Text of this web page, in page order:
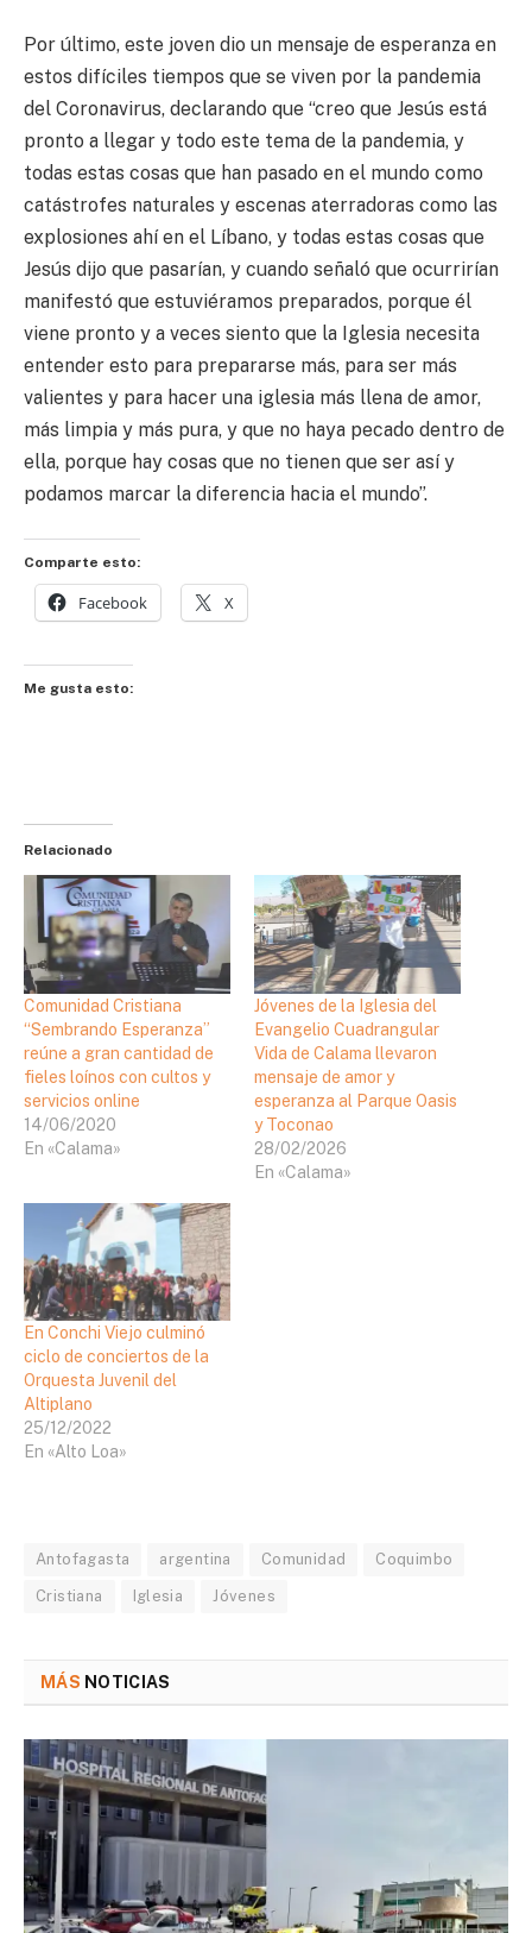
Por último, este joven dio un mensaje de esperanza en
estos difíciles tiempos que se viven por la pandemia
del Coronavirus, declarando que “creo que Jesús está
pronto a llegar y todo este tema de la pandemia, y
todas estas cosas que han pasado en el mundo como
catástrofes naturales y escenas aterradoras como las
explosiones ahí en el Líbano, y todas estas cosas que
Jesús dijo que pasarían, y cuando señaló que ocurrirían
manifestó que estuviéramos preparados, porque él
viene pronto y a veces siento que la Iglesia necesita
entender esto para prepararse más, para ser más
valientes y para hacer una iglesia más llena de amor,
más limpia y más pura, y que no haya pecado dentro de
ella, porque hay cosas que no tienen que ser así y
podamos marcar la diferencia hacia el mundo”.
Comparte esto:
Facebook X
Me gusta esto:
Relacionado
Comunidad Cristiana
“Sembrando Esperanza”
reúne a gran cantidad de
fieles loínos con cultos y
servicios online
14/06/2020
En «Calama»
Jóvenes de la Iglesia del
Evangelio Cuadrangular
Vida de Calama llevaron
mensaje de amor y
esperanza al Parque Oasis
y Toconao
28/02/2026
En «Calama»
En Conchi Viejo culminó
ciclo de conciertos de la
Orquesta Juvenil del
Altiplano
25/12/2022
En «Alto Loa»
Antofagasta argentina Comunidad Coquimbo
Cristiana Iglesia Jóvenes
MÁS NOTICIAS